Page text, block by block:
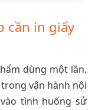
cần in giấy
dùng một lần.
vận hành nội
tình huống sử